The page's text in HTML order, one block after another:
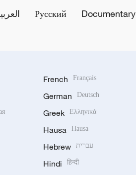
Русский Documentary
French Français
German Deutsch
Greek Ελληνικά
Hausa Hausa
Hebrew עברית
Hindi हिन्दी